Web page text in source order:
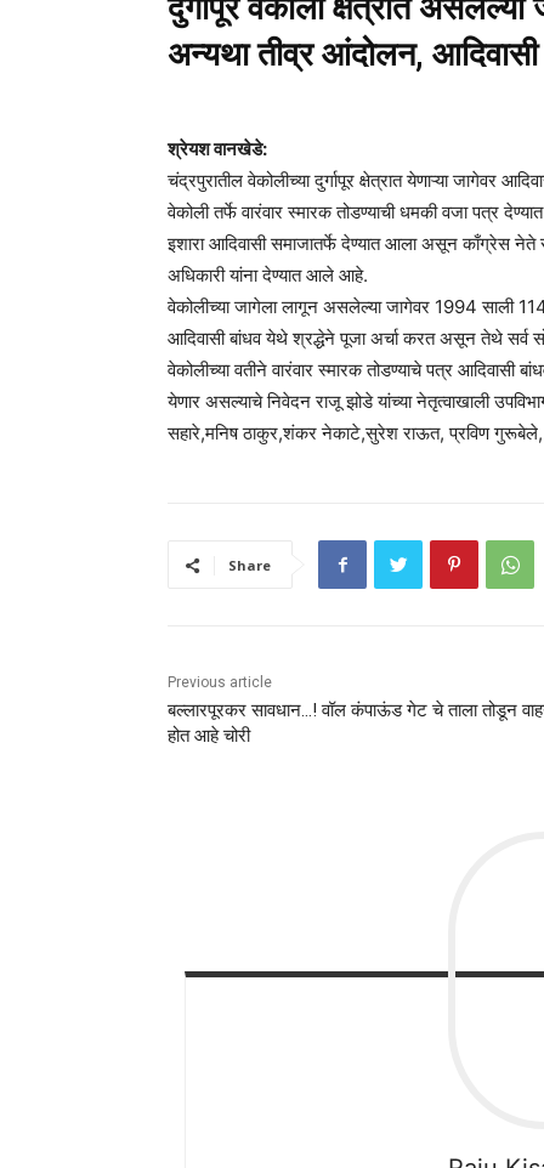
दुर्गापूर वेकोली क्षेत्रात
अन्यथा तीव्र आंदोलन, आदिवासी
श्रेयश वानखेडे:
चंद्रपुरातील वेकोलीच्या दुर्गापूर क्षेत्रात येणाऱ्या जागेवर
वेकोली तर्फे वारंवार स्मारक तोडण्याची धमकी वजा पत्र
इशारा आदिवासी समाजातर्फे देण्यात आला असून काँग्रेस
अधिकारी यांना देण्यात आले आहे.
वेकोलीच्या जागेला लागून असलेल्या जागेवर 1994 साली
आदिवासी बांधव येथे श्रद्धेने पूजा अर्चा करत असून तेथे सर्व
वेकोलीच्या वतीने वारंवार स्मारक तोडण्याचे पत्र आदिवासी
येणार असल्याचे निवेदन राजू झोडे यांच्या नेतृत्वाखाली
सहारे,मनिष ठाकुर,शंकर नेकाटे,सुरेश राऊत, प्रविण गुरूबेले,
Share
Previous article
बल्लारपूरकर सावधान…! वॉल कंपाऊंड गेट चे ताला तोडून
होत आहे चोरी